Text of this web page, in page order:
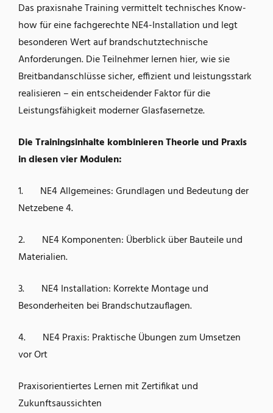
Das praxisnahe Training vermittelt technisches Know-
how für eine fachgerechte NE4-Installation und legt
besonderen Wert auf brandschutztechnische
Anforderungen. Die Teilnehmer lernen hier, wie sie
Breitbandanschlüsse sicher, effizient und leistungsstark
realisieren – ein entscheidender Faktor für die
Leistungsfähigkeit moderner Glasfasernetze.
Die Trainingsinhalte kombinieren Theorie und Praxis
in diesen vier Modulen:
1. NE4 Allgemeines: Grundlagen und Bedeutung der
Netzebene 4.
2. NE4 Komponenten: Überblick über Bauteile und
Materialien.
3. NE4 Installation: Korrekte Montage und
Besonderheiten bei Brandschutzauflagen.
4. NE4 Praxis: Praktische Übungen zum Umsetzen
vor Ort
Praxisorientiertes Lernen mit Zertifikat und
Zukunftsaussichten